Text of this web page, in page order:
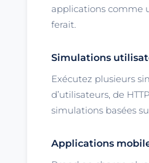
applications comme
ferait.
Simulations
Exécutez plusieurs
d’utilisateurs, de
simulations basées
Applications